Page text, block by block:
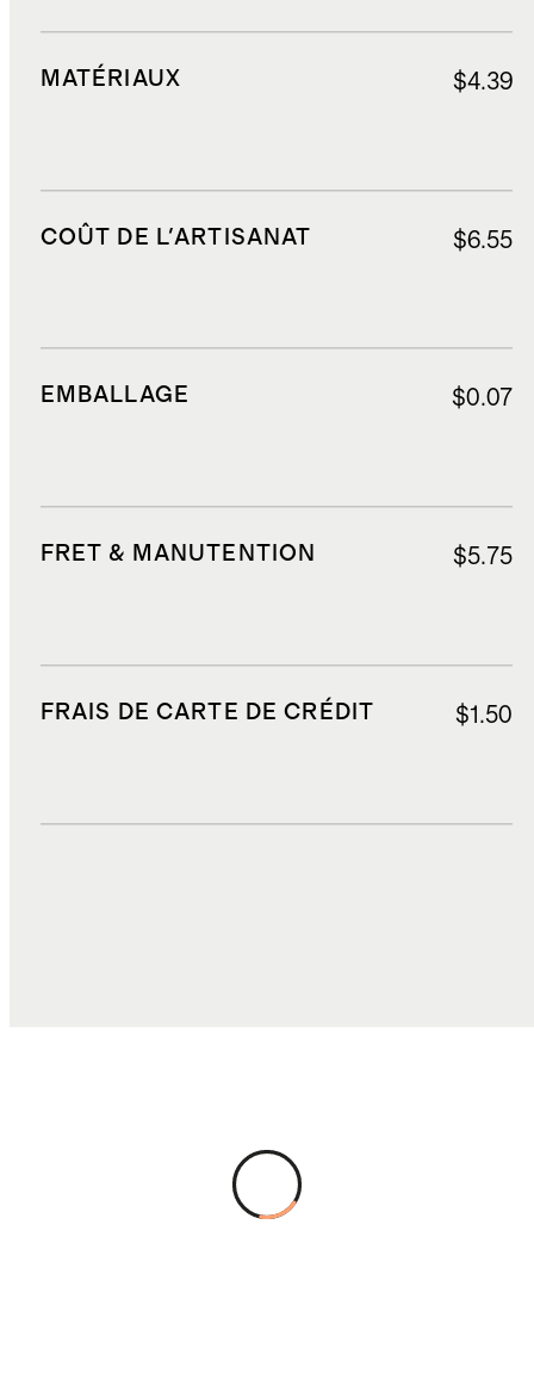
MATÉRIAUX $4.39
COÛT DE L'ARTISANAT $6.55
EMBALLAGE $0.07
FRET & MANUTENTION $5.75
FRAIS DE CARTE DE CRÉDIT $1.50